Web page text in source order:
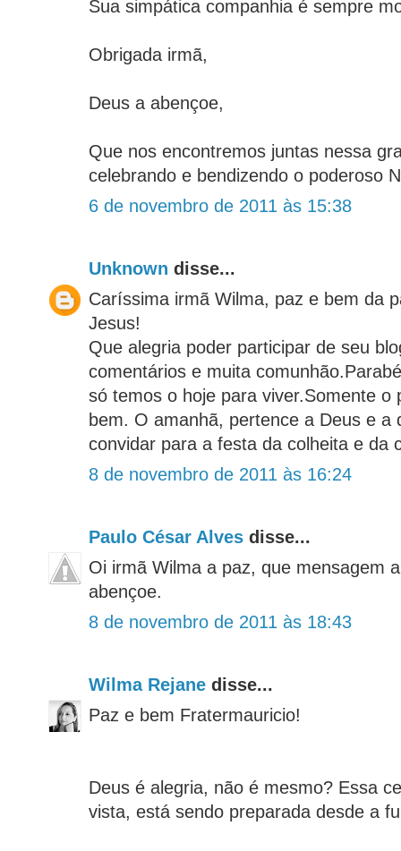
Sua simpática companhia é sempre
Obrigada irmã,
Deus a abençoe,
Que nos encontremos juntas nessa
celebrando e bendizendo o poderoso
6 de novembro de 2011 às 15:38
Unknown disse...
Caríssima irmã Wilma, paz e bem da
Jesus!
Que alegria poder participar de seu
comentários e muita
só temos o hoje para viver.Somente o
bem. O amanhã, pertence a Deus e a
convidar para a festa da colheita e da
8 de novembro de 2011 às 16:24
Paulo César Alves disse...
Oi irmã Wilma a paz, que mensagem
abençoe.
8 de novembro de 2011 às 18:43
Wilma Rejane disse...
Paz e bem Fratermauricio!
Deus é alegria, não é mesmo? Essa
vista, está sendo preparada desde a